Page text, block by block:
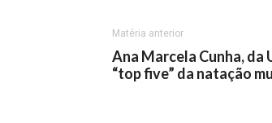
Matéria anterior
Ana Marcela Cunha, da
“top five” da natação